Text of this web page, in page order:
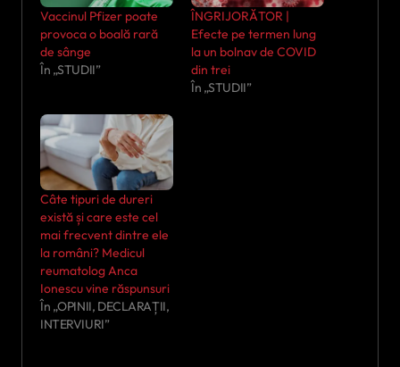
Vaccinul Pfizer poate
provoca o boală rară
de sânge
În „STUDII”
ÎNGRIJORĂTOR |
Efecte pe termen lung
la un bolnav de COVID
din trei
În „STUDII”
Câte tipuri de dureri
există și care este cel
mai frecvent dintre ele
la români? Medicul
reumatolog Anca
Ionescu vine răspunsuri
În „OPINII, DECLARAȚII,
INTERVIURI”